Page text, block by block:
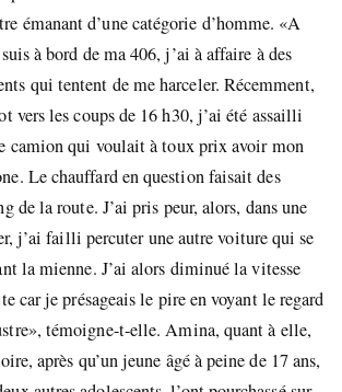
émanant d’une catégorie d’homme. «A
à bord de ma 406, j’ai à affaire à des
qui tentent de me harceler. Récemment,
vers les coups de 16 h30, j’ai été assailli
camion qui voulait à toux prix avoir mon
Le chauffard en question faisait des
de la route. J’ai pris peur, alors, dans une
j’ai failli percuter une autre voiture qui se
la mienne. J’ai alors diminué la vitesse
car je présageais le pire en voyant le regard
témoigne-t-elle. Amina, quant à elle,
après qu’un jeune âgé à peine de 17 ans,